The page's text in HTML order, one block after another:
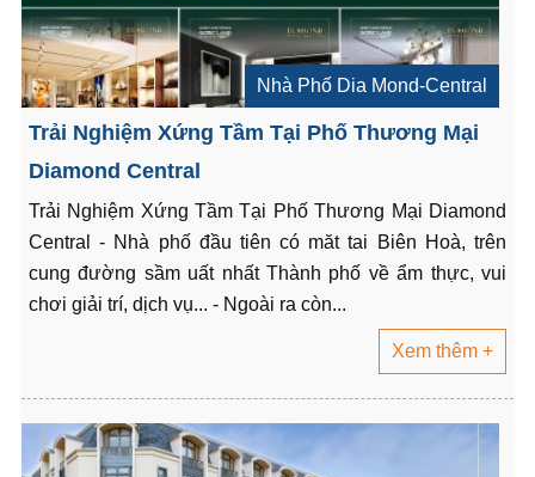
Nhà Phố Dia Mond-Central
Trải Nghiệm Xứng Tầm Tại Phố Thương Mại
Diamond Central
Trải Nghiệm Xứng Tầm Tại Phố Thương Mại Diamond
Central - Nhà phố đầu tiên có măt tai Biên Hoà, trên
cung đường sầm uất nhất Thành phố về ẩm thực, vui
chơi giải trí, dịch vụ... - Ngoài ra còn...
Xem thêm +